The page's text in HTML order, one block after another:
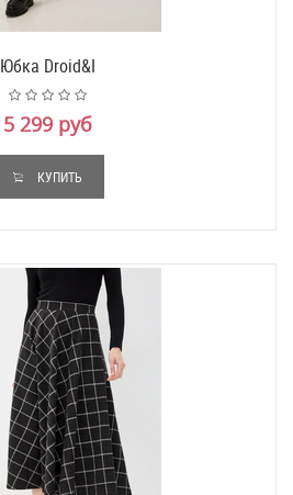
Юбка Droid&I
5 299 руб
КУПИТЬ